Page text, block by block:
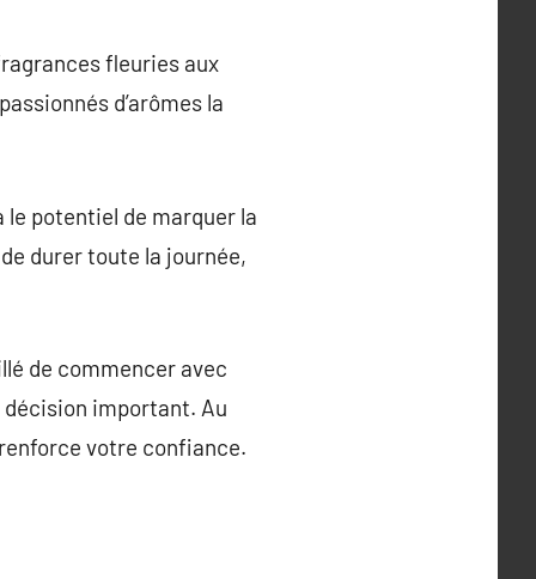
fleuries aux
d’arômes la
le potentiel de marquer la
durer toute la journée,
de commencer avec
important. Au
votre confiance.